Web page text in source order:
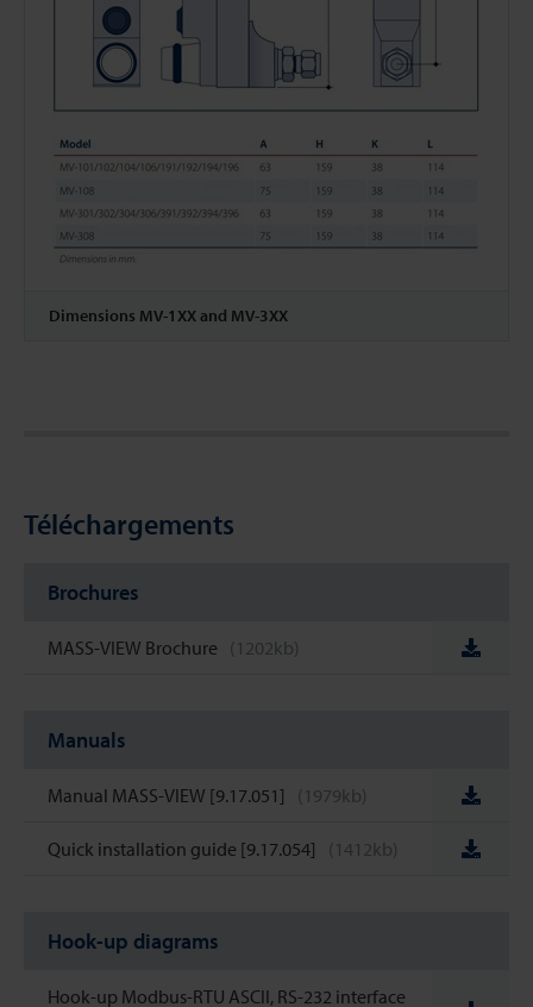
Dimensions MV-1XX and MV-3XX
Téléchargements
Brochures
MASS-VIEW Brochure (1202kb)
Manuals
Manual MASS-VIEW [9.17.051] (1979kb)
Quick installation guide [9.17.054] (1412kb)
Hook-up diagrams
Hook-up Modbus-RTU ASCII, RS-232 interface